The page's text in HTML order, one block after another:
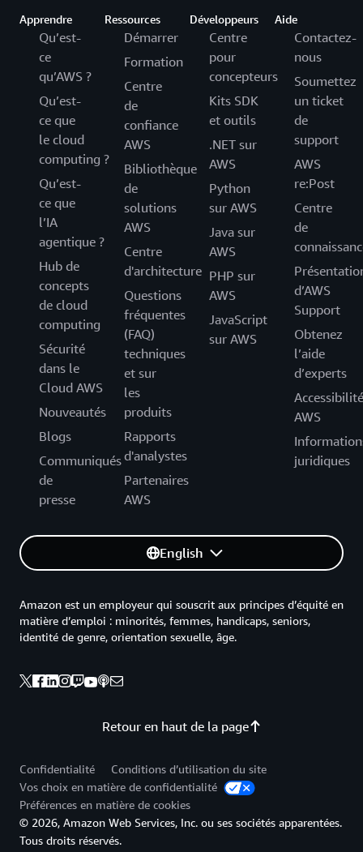
Apprendre
Qu’est-
ce
qu’AWS ?
Qu’est-
ce que
le cloud
computing ?
Qu’est-
ce que
l’IA
agentique ?
Hub de
concepts
de cloud
computing
Sécurité
dans le
Cloud AWS
Nouveautés
Blogs
Communiqués
de
presse
Ressources
Démarrer
Formation
Centre
de
confiance
AWS
Bibliothèque
de
solutions
AWS
Centre
d'architecture
Questions
fréquentes
(FAQ)
techniques
et sur
les
produits
Rapports
d'analystes
Partenaires
AWS
Développeurs
Centre
pour
concepteurs
Kits SDK
et outils
.NET sur
AWS
Python
sur AWS
Java sur
AWS
PHP sur
AWS
JavaScript
sur AWS
Aide
Contactez-
nous
Soumettez
un ticket
de
support
AWS
re:Post
Centre
de
d’AWS
Support
Obtenez
l’aide
d’experts
Accessibilité
AWS
juridiques
English
Retour en haut de la page
Amazon est un employeur qui souscrit aux principes d’équité en
matière d’emploi : minorités, femmes, handicaps, seniors,
identité de genre, orientation sexuelle, âge.
Confidentialité
Conditions d’utilisation du site
Vos choix en matière de confidentialité
Préférences en matière de cookies
© 2026, Amazon Web Services, Inc. ou ses sociétés apparentées.
Tous droits réservés.